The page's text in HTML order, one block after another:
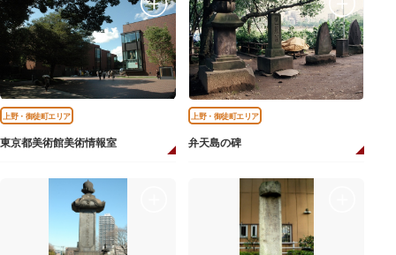
上野・御徒町エリア
東京都美術館美術情報室
上野・御徒町エリア
弁天島の碑